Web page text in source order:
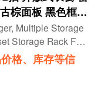
Multiple Storage
Storage Rack For
格、库存等信